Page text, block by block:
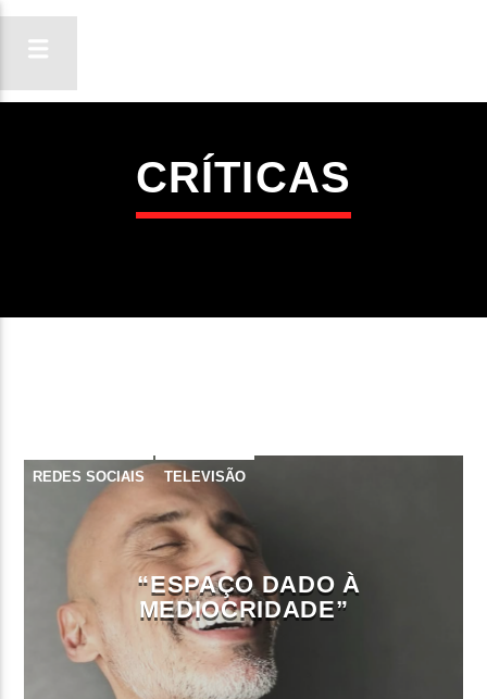
ON FM
LIGA-TE
FAIXA ATUAL
CRÍTICAS
REDES SOCIAIS TELEVISÃO
“ESPAÇO DADO À
MEDIOCRIDADE”